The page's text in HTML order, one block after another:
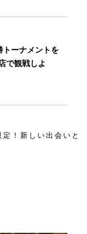
トーナメントを
で観戦しよ
！新しい出会いと